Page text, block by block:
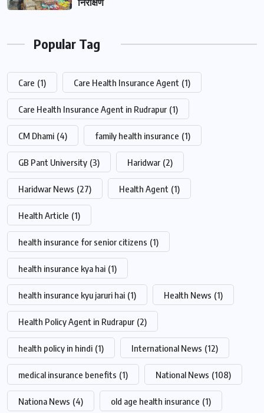
निरीक्षण
Popular Tag
Care (1) Care Health Insurance Agent (1)
Care Health Insurance Agent in Rudrapur (1)
CM Dhami (4) family health insurance (1)
GB Pant University (3) Haridwar (2)
Haridwar News (27) Health Agent (1)
Health Article (1)
health insurance for senior citizens (1)
health insurance kya hai (1)
health insurance kyu jaruri hai (1) Health News (1)
Health Policy Agent in Rudrapur (2)
health policy in hindi (1) International News (12)
medical insurance benefits (1) National News (108)
Nationa News (4) old age health insurance (1)